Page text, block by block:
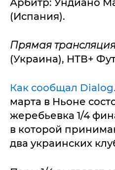
Арбитр: Ундиано
(Испания).
Прямая
(Украина), НТВ+
Как сообщал
марта в Ньоне
жеребьевка 1/4
в которой
два украинских